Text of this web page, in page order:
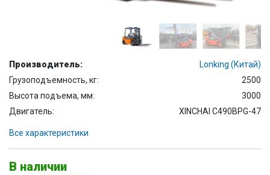
Производитель:
Lonking (Китай)
Грузоподъемность, кг:
2500
Высота подъема, мм:
3000
Двигатель:
XINCHAI C490BPG-47
Все характеристики
В наличии